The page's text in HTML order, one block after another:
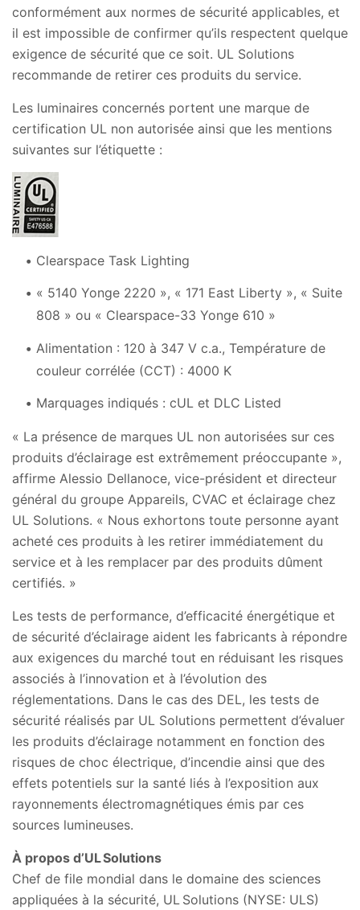
conformément aux normes de sécurité applicables, et
il est impossible de confirmer qu’ils respectent quelque
exigence de sécurité que ce soit. UL Solutions
recommande de retirer ces produits du service.
Les luminaires concernés portent une marque de
certification UL non autorisée ainsi que les mentions
suivantes sur l’étiquette :
Clearspace Task Lighting
« 5140 Yonge 2220 », « 171 East Liberty », « Suite
808 » ou « Clearspace-33 Yonge 610 »
Alimentation : 120 à 347 V c.a., Température de
couleur corrélée (CCT) : 4000 K
Marquages indiqués : cUL et DLC Listed
« La présence de marques UL non autorisées sur ces
produits d’éclairage est extrêmement préoccupante »,
affirme Alessio Dellanoce, vice-président et directeur
général du groupe Appareils, CVAC et éclairage chez
UL Solutions. « Nous exhortons toute personne ayant
acheté ces produits à les retirer immédiatement du
service et à les remplacer par des produits dûment
certifiés. »
Les tests de performance, d’efficacité énergétique et
de sécurité d’éclairage aident les fabricants à répondre
aux exigences du marché tout en réduisant les risques
associés à l’innovation et à l’évolution des
réglementations. Dans le cas des DEL, les tests de
sécurité réalisés par UL Solutions permettent d’évaluer
les produits d’éclairage notamment en fonction des
risques de choc électrique, d’incendie ainsi que des
effets potentiels sur la santé liés à l’exposition aux
rayonnements électromagnétiques émis par ces
sources lumineuses.
À propos d’UL Solutions
Chef de file mondial dans le domaine des sciences
appliquées à la sécurité, UL Solutions (NYSE: ULS)